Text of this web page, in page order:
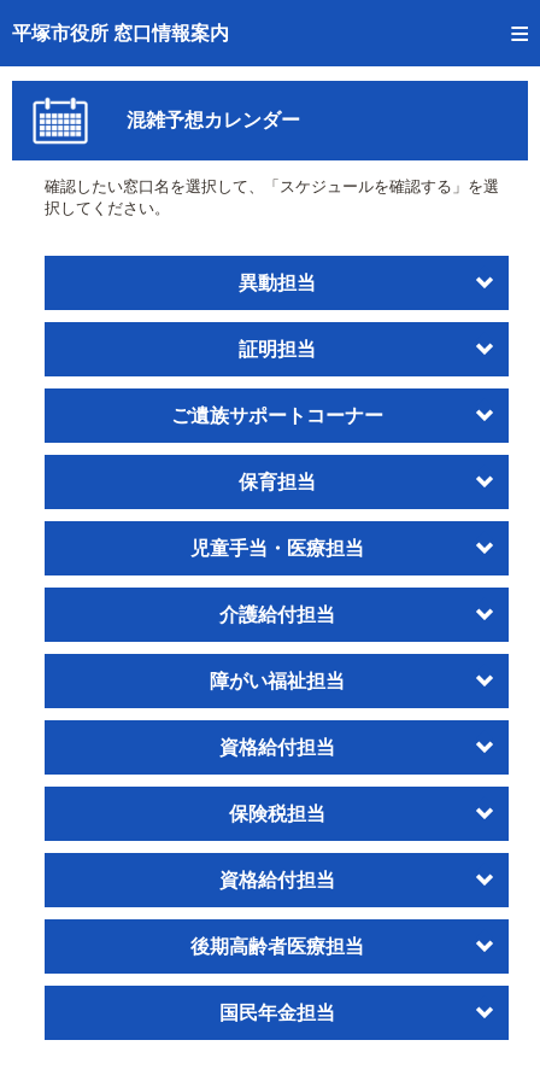
平塚市役所 窓口情報案内
トップページへ
ご利用方法
事前予約
予約状況確認
混雑予想カレンダー
混雑予想カレンダー
確認したい窓口名を選択して、「スケジュールを確認する」を選
択してください。
異動担当
証明担当
ご遺族サポートコーナー
保育担当
児童手当・医療担当
介護給付担当
障がい福祉担当
資格給付担当
保険税担当
資格給付担当
後期高齢者医療担当
国民年金担当